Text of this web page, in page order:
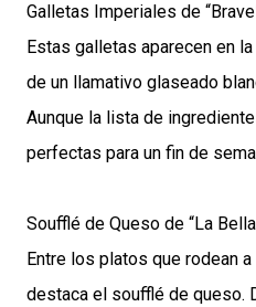
Galletas Imperiales de
Estas galletas aparecen en
de un llamativo glaseado
Aunque la lista de
perfectas para un fin de
Soufflé de Queso de “La
Entre los platos que rodean
destaca el soufflé de queso.